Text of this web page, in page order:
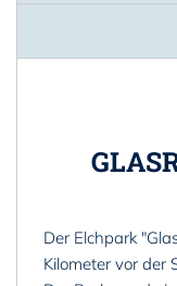
Der Elchpark
Kilometer vor der